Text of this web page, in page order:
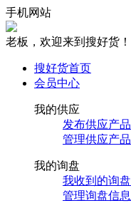
手机网站
老板，欢迎来到搜好货！
搜好货首页
会员中心
我的供应
发布供应产品
管理供应产品
我的询盘
我收到的询盘
管理询盘信息